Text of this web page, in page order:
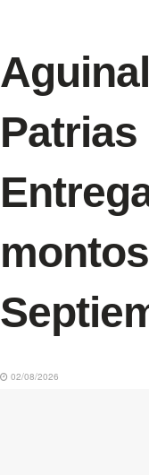
Patrias
02/08/2026